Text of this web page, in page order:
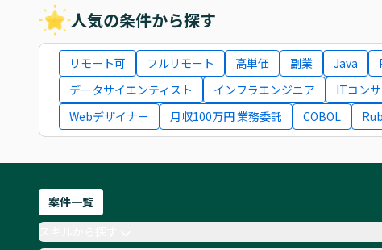
人気の条件から探す
リモート可 フルリモート 高単価 副業 Java
データサイエンティスト
インフラエンジニア ITコン
Webデザイナー
月収100万円 業務委託 COBOL
案件一覧